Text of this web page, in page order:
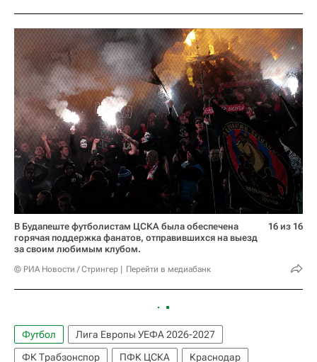
В Будапеште футболистам ЦСКА была обеспечена
горячая поддержка фанатов, отправившихся на выезд
за своим любимым клубом.
© РИА Новости / Стрингер Перейти в медиабанк
16 из 16
Футбол
Лига Европы УЕФА 2026-2027
ФК Трабзонспор
ПФК ЦСКА
Краснодар